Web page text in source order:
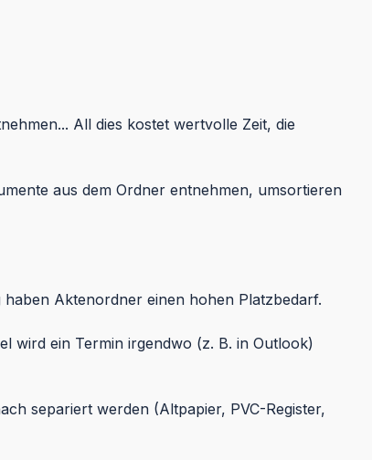
All dies kostet wertvolle Zeit, die
aus dem Ordner entnehmen, umsortieren
Aktenordner einen hohen Platzbedarf.
wird ein Termin irgendwo (z. B. in Outlook)
separiert werden (Altpapier, PVC-Register,